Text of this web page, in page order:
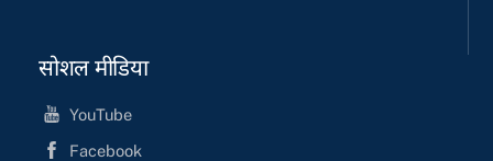
सोशल मीडिया
YouTube
Facebook